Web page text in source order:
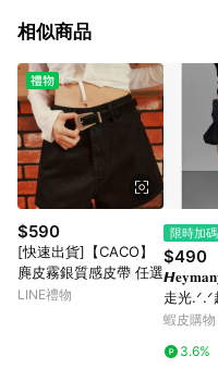
行為，不具贈點資格，部分退
貨後 45 天後發送。 8. 群眾募
運費，攤位費等不具贈點資格
顏色、價位、贈品如與 Pinkoi
Pinkoi 購物商品資訊頁及購物
則請以點數紅包活動說明為準
頁面後才首次下載 Pinkoi APP
上，首次下載 Pinkoi APP 後
面，方享導購資格。
相似商品
$590
[快速出貨]【CACO】
麂皮霧銀質感皮帶 任選
LINE禮物
限時加碼
$490
走光
古波點
短裙 防
蝦皮購物
3.6%